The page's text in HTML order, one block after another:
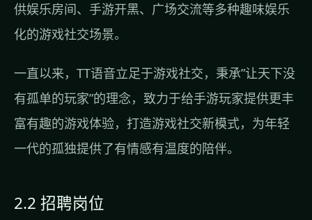
供娱乐房间、手游开黑、广场交流等多种趣味娱乐
化的游戏社交场景。
一直以来，TT语音立足于游戏社交，秉承”让天下没
有孤单的玩家”的理念，致力于给手游玩家提供更丰
富有趣的游戏体验，打造游戏社交新模式，为年轻
一代的孤独提供了有情感有温度的陪伴。
2.2 招聘岗位